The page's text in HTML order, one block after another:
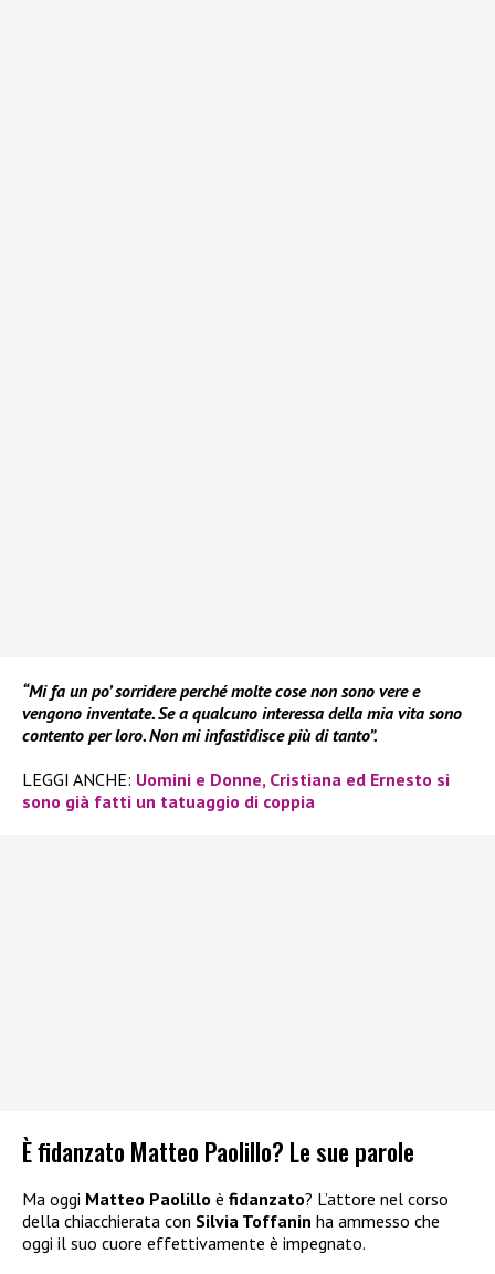
“Mi fa un po’ sorridere perché molte cose non sono vere e
vengono inventate. Se a qualcuno interessa della mia vita sono
contento per loro. Non mi infastidisce più di tanto”.
LEGGI ANCHE: Uomini e Donne, Cristiana ed Ernesto si
sono già fatti un tatuaggio di coppia
È fidanzato Matteo Paolillo? Le sue parole
Ma oggi Matteo Paolillo è fidanzato? L’attore nel corso
della chiacchierata con Silvia Toffanin ha ammesso che
oggi il suo cuore effettivamente è impegnato.